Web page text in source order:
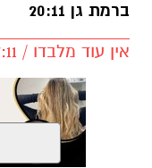
ברמת גן 20:11
אין עוד מלבדו / 17:11 07.08.26